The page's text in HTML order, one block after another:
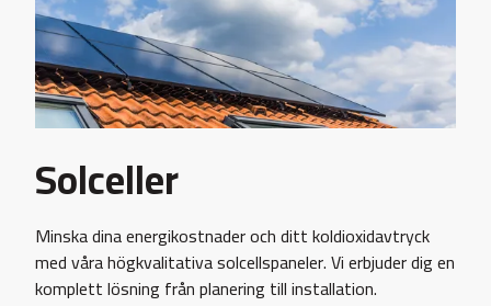
Solceller
Minska dina energikostnader och ditt koldioxidavtryck
med våra högkvalitativa solcellspaneler. Vi erbjuder dig en
komplett lösning från planering till installation.